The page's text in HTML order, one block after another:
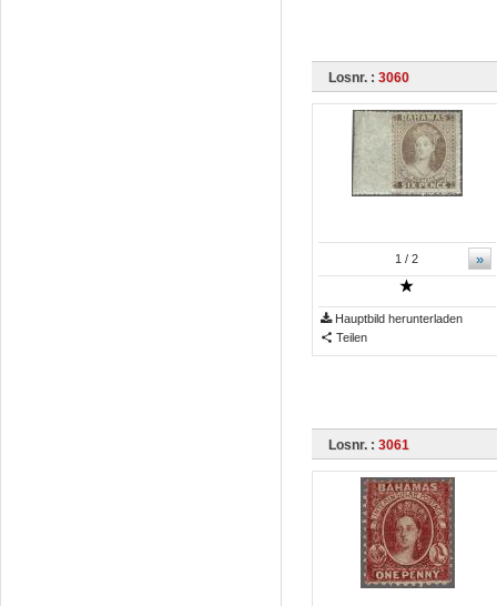
Losnr. : 3060
»
1 / 2
Hauptbild herunterladen
Teilen
Losnr. : 3061